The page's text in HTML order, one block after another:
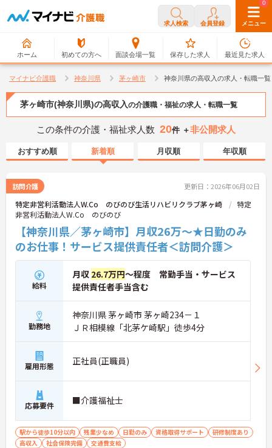
求人検索 会員登録 メニュー
ホーム 初めての方へ 面談会場一覧
0
保存した求人
0
最近見た求人
マイナビ介護職 神奈川県 茅ヶ崎市 神奈川県の高収入の求人・転職一覧
茅ヶ崎市(神奈川県)の高収入の介護職・福祉の求人・転職一覧
この条件の介護・福祉求人数 20件 ＋非公開求人
おすすめ順 新着順 月収順 年収順
訪問介護 更新日：2026年06月02日
特定非営利活動法人W.Co のびのび生活リハビリクラブ茅ヶ崎
特定
非営利活動法人W.Co のびのび
【神奈川県／茅ヶ崎市】月収26万～★日勤のみ
のお仕事！サービス提供責任者＜訪問介護＞
給料
月収 26.7万円～程度 常勤手当・サービス
提供責任者手当含む
勤務地
神奈川県 茅ヶ崎市 茅ヶ崎234－１
ＪＲ相模線「北茅ケ崎駅」徒歩4分
雇用形態 正社員(正職員)
応募要件 ■介護福祉士
駅から徒歩10分以内 残業少なめ 日勤のみ 資格取得サポート
研修制度あり
高収入
社会保険完備 交通費支給